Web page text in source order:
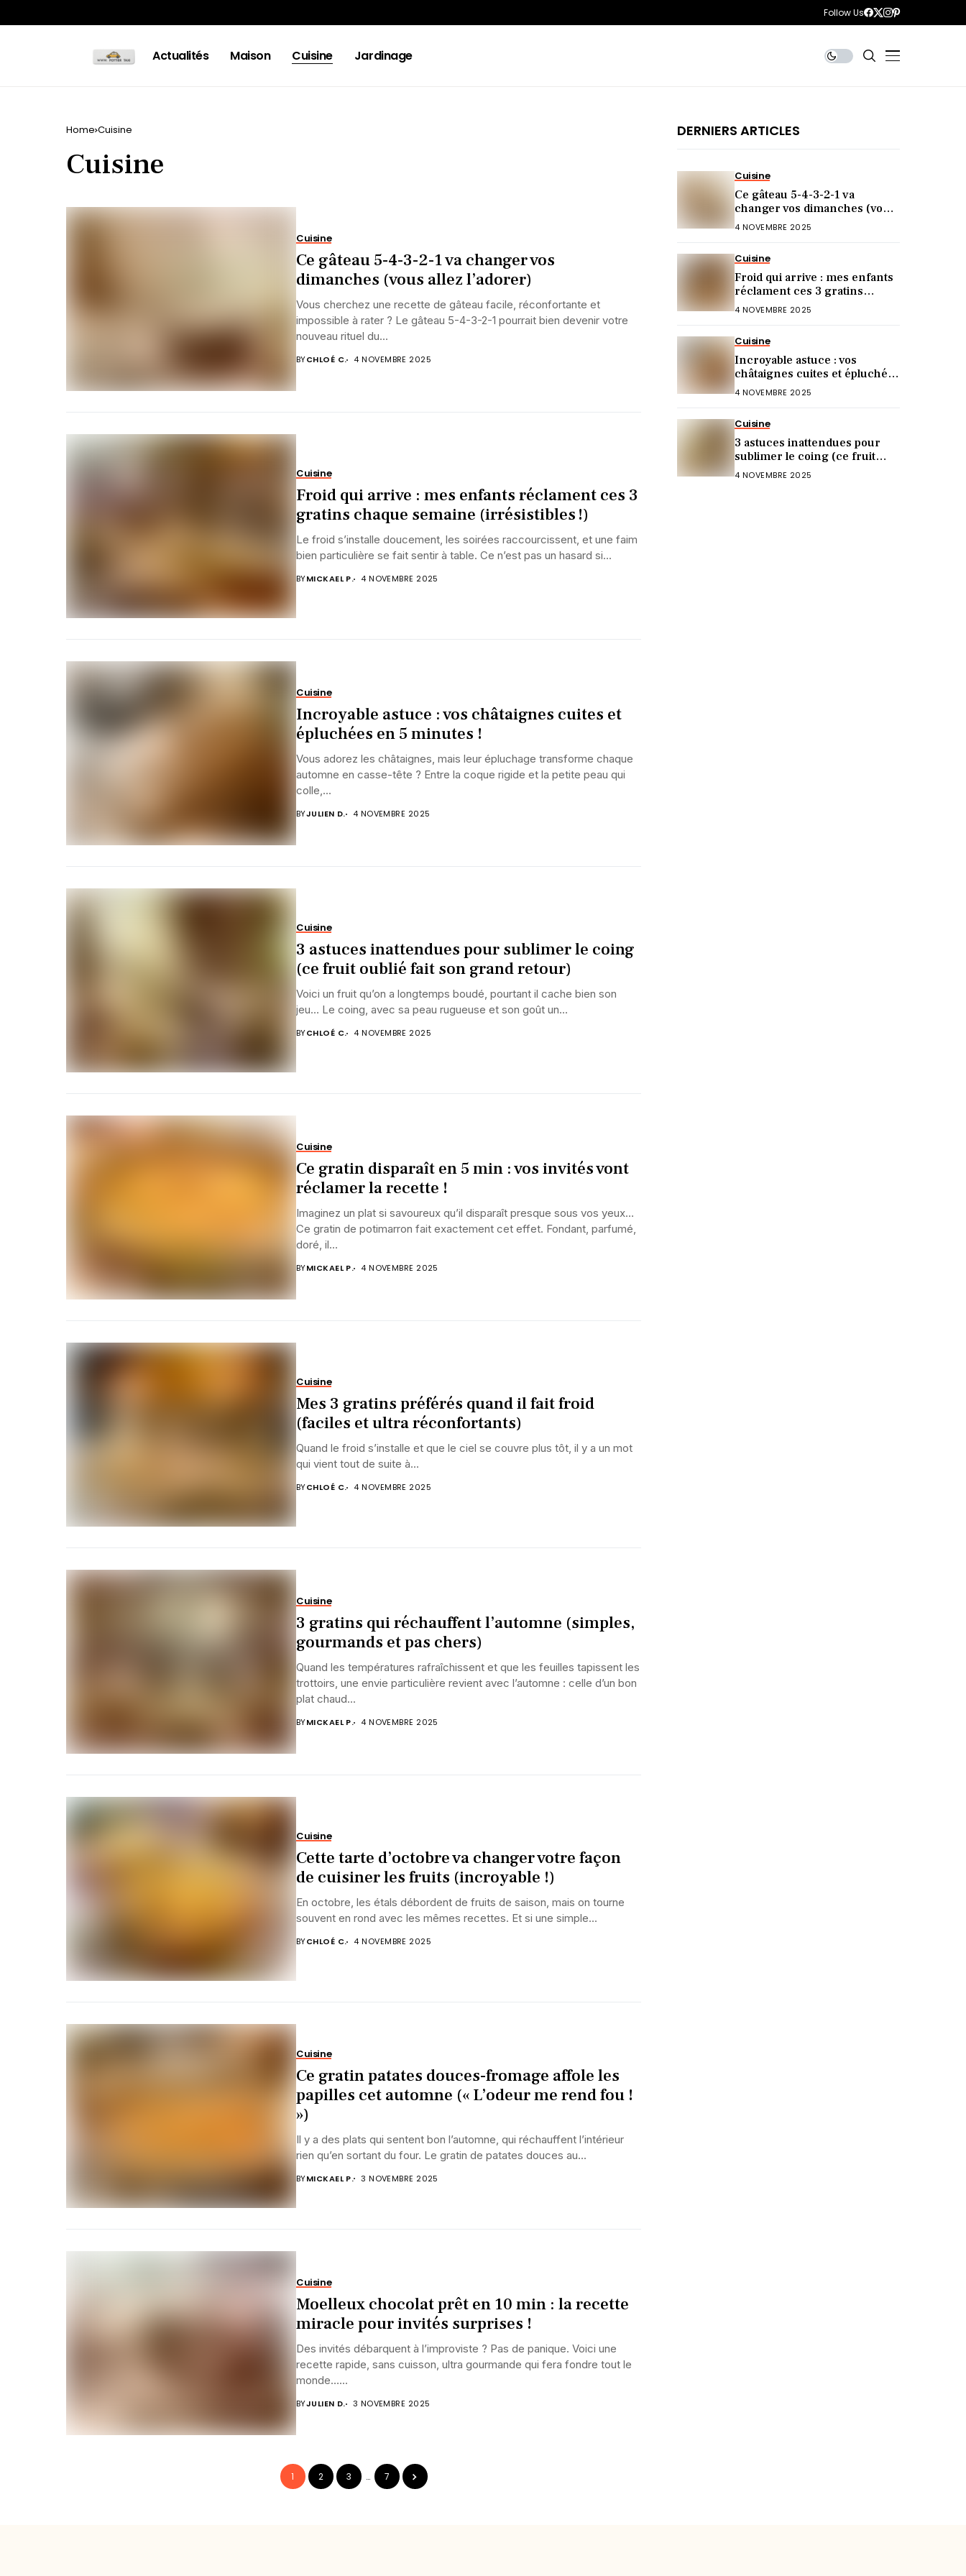
Follow Us
Actualités Maison Cuisine Jardinage
Home Cuisine
Cuisine
Cuisine
Ce gâteau 5-4-3-2-1 va changer vos
dimanches (vous allez l’adorer)
Vous cherchez une recette de gâteau facile, réconfortante et
impossible à rater ? Le gâteau 5-4-3-2-1 pourrait bien devenir votre
nouveau rituel du...
BYCHLOÉ C. 4 NOVEMBRE 2025
Cuisine
Froid qui arrive : mes enfants réclament ces 3
gratins chaque semaine (irrésistibles !)
Le froid s’installe doucement, les soirées raccourcissent, et une faim
bien particulière se fait sentir à table. Ce n’est pas un hasard si...
BYMICKAEL P. 4 NOVEMBRE 2025
Cuisine
Incroyable astuce : vos châtaignes cuites et
épluchées en 5 minutes !
Vous adorez les châtaignes, mais leur épluchage transforme chaque
automne en casse-tête ? Entre la coque rigide et la petite peau qui
colle,...
BYJULIEN D. 4 NOVEMBRE 2025
Cuisine
3 astuces inattendues pour sublimer le coing
(ce fruit oublié fait son grand retour)
Voici un fruit qu’on a longtemps boudé, pourtant il cache bien son
jeu… Le coing, avec sa peau rugueuse et son goût un...
BYCHLOÉ C. 4 NOVEMBRE 2025
Cuisine
Ce gratin disparaît en 5 min : vos invités vont
réclamer la recette !
Imaginez un plat si savoureux qu’il disparaît presque sous vos yeux…
Ce gratin de potimarron fait exactement cet effet. Fondant, parfumé,
doré, il...
BYMICKAEL P. 4 NOVEMBRE 2025
Cuisine
Mes 3 gratins préférés quand il fait froid
(faciles et ultra réconfortants)
Quand le froid s’installe et que le ciel se couvre plus tôt, il y a un mot
qui vient tout de suite à...
BYCHLOÉ C. 4 NOVEMBRE 2025
Cuisine
3 gratins qui réchauffent l’automne (simples,
gourmands et pas chers)
Quand les températures rafraîchissent et que les feuilles tapissent les
trottoirs, une envie particulière revient avec l’automne : celle d’un bon
plat chaud...
BYMICKAEL P. 4 NOVEMBRE 2025
Cuisine
Cette tarte d’octobre va changer votre façon
de cuisiner les fruits (incroyable !)
En octobre, les étals débordent de fruits de saison, mais on tourne
souvent en rond avec les mêmes recettes. Et si une simple...
BYCHLOÉ C. 4 NOVEMBRE 2025
Cuisine
Ce gratin patates douces-fromage affole les
papilles cet automne (« L’odeur me rend fou !
»)
Il y a des plats qui sentent bon l’automne, qui réchauffent l’intérieur
rien qu’en sortant du four. Le gratin de patates douces au...
BYMICKAEL P. 3 NOVEMBRE 2025
Cuisine
Moelleux chocolat prêt en 10 min : la recette
miracle pour invités surprises !
Des invités débarquent à l’improviste ? Pas de panique. Voici une
recette rapide, sans cuisson, ultra gourmande qui fera fondre tout le
monde…...
BYJULIEN D. 3 NOVEMBRE 2025
1 2 3 … 7
DERNIERS ARTICLES
Cuisine
Ce gâteau 5-4-3-2-1 va
changer vos dimanches (vous
allez l’adorer)
4 NOVEMBRE 2025
Cuisine
Froid qui arrive : mes enfants
réclament ces 3 gratins
chaque semaine
4 NOVEMBRE 2025
Cuisine
Incroyable astuce : vos
châtaignes cuites et épluchées
en 5 minutes !
4 NOVEMBRE 2025
Cuisine
3 astuces inattendues pour
sublimer le coing (ce fruit
oublié fait son grand retour)
4 NOVEMBRE 2025